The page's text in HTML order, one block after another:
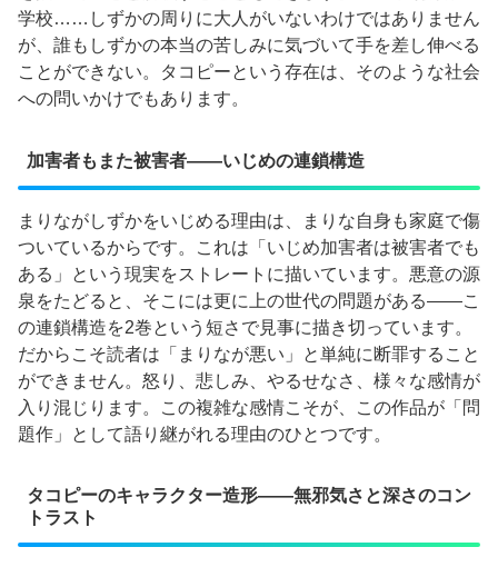
学校……しずかの周りに大人がいないわけではありません
が、誰もしずかの本当の苦しみに気づいて手を差し伸べる
ことができない。タコピーという存在は、そのような社会
への問いかけでもあります。
加害者もまた被害者——いじめの連鎖構造
まりながしずかをいじめる理由は、まりな自身も家庭で傷
ついているからです。これは「いじめ加害者は被害者でも
ある」という現実をストレートに描いています。悪意の源
泉をたどると、そこには更に上の世代の問題がある——こ
の連鎖構造を2巻という短さで見事に描き切っています。
だからこそ読者は「まりなが悪い」と単純に断罪すること
ができません。怒り、悲しみ、やるせなさ、様々な感情が
入り混じります。この複雑な感情こそが、この作品が「問
題作」として語り継がれる理由のひとつです。
タコピーのキャラクター造形——無邪気さと深さのコン
トラスト